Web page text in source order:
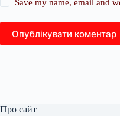
Save my name, email and
Опублікувати коментар
Про сайт